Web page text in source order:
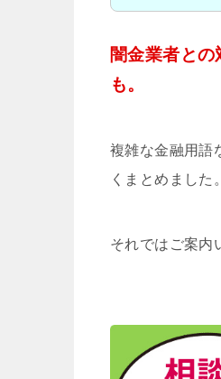
闇金業者と
も。
複雑な金融用語
くまとめました。
それではご案内